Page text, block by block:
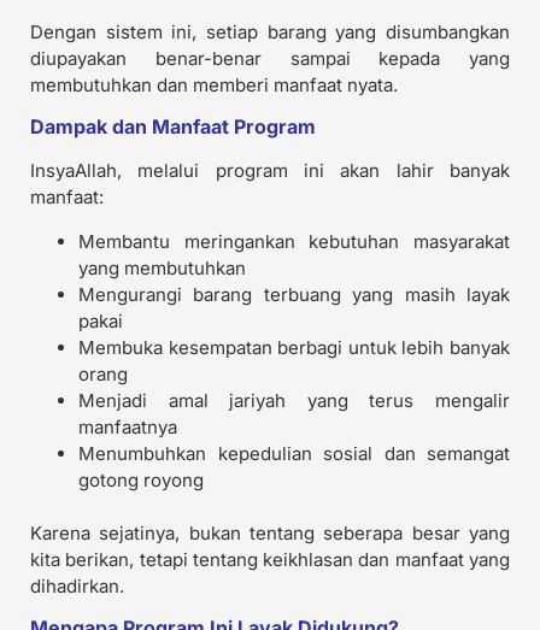
Dengan sistem ini, setiap barang yang disumbangkan
diupayakan benar-benar sampai kepada yang
membutuhkan dan memberi manfaat nyata.
Dampak dan Manfaat Program
InsyaAllah, melalui program ini akan lahir banyak
manfaat:
Membantu meringankan kebutuhan masyarakat
yang membutuhkan
Mengurangi barang terbuang yang masih layak
pakai
Membuka kesempatan berbagi untuk lebih banyak
orang
Menjadi amal jariyah yang terus mengalir
manfaatnya
Menumbuhkan kepedulian sosial dan semangat
gotong royong
Karena sejatinya, bukan tentang seberapa besar yang
kita berikan, tetapi tentang keikhlasan dan manfaat yang
dihadirkan.